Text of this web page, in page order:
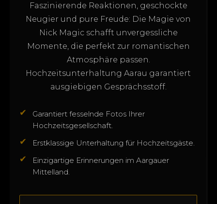
Faszinierende Reaktionen, geschockte
Neugier und pure Freude: Die Magie von
Nick Magic schafft unvergessliche
Momente, die perfekt zur romantischen
Atmosphäre passen.
Hochzeitsunterhaltung Aarau garantiert
ausgiebigen Gesprächsstoff.
✔
Garantiert fesselnde Fotos Ihrer
Hochzeitsgesellschaft.
✔ Erstklassige Unterhaltung für Hochzeitsgäste.
✔
Einzigartige Erinnerungen im Aargauer
Mittelland.